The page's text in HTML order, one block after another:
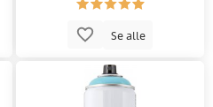
Se alle